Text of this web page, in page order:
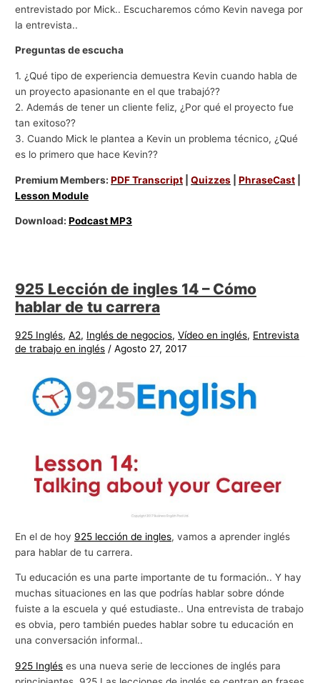
entrevistado por Mick.. Escucharemos cómo Kevin navega por
la entrevista..
Preguntas de escucha
1. ¿Qué tipo de experiencia demuestra Kevin cuando habla de
un proyecto apasionante en el que trabajó??
2. Además de tener un cliente feliz, ¿Por qué el proyecto fue
tan exitoso??
3. Cuando Mick le plantea a Kevin un problema técnico, ¿Qué
es lo primero que hace Kevin??
Premium Members:PDF Transcript |Quizzes |PhraseCast
Lesson Module
Download:Podcast MP3
925 Lección de ingles 14 – Cómo
hablar de tu carrera
925 Inglés,A2, Inglés de negocios,Vídeo en inglés, Entrevista
de trabajo en inglés /Agosto 27, 2017
En el de hoy 925 lección de ingles, vamos a aprender inglés
para hablar de tu carrera.
Tu educación es una parte importante de tu formación.. Y hay
muchas situaciones en las que podrías hablar sobre dónde
fuiste a la escuela y qué estudiaste.. Una entrevista de trabajo
es obvia, pero también puedes hablar sobre tu educación en
una conversación informal..
925 Inglés es una nueva serie de lecciones de inglés para